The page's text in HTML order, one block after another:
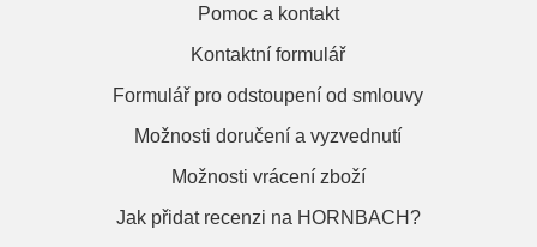
Pomoc a kontakt
Kontaktní formulář
Formulář pro odstoupení od smlouvy
Možnosti doručení a vyzvednutí
Možnosti vrácení zboží
Jak přidat recenzi na HORNBACH?